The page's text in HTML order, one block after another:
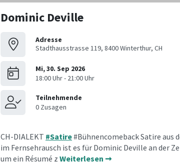
Dominic Deville
Adresse
Stadthausstrasse 119, 8400 Winterthur, CH
CH-DIALEKT #Satire#Bühnencomeback Satire aus
im Fernsehrausch ist es für Dominic Deville an der
um ein Résumé z Weiterlesen ➞